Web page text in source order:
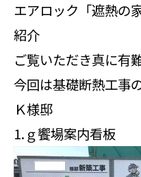
エアロック「遮熱の
紹介
ご覧いただき真に有
今回は基礎断熱工事
Ｋ様邸
1.ｇ饗場案内看板